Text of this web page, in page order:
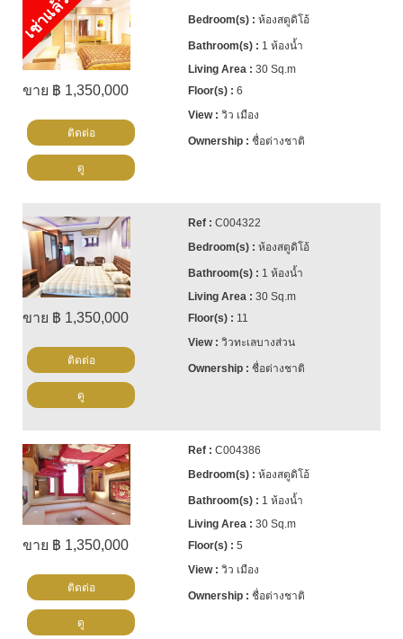
เช่าแล้ว
ขาย ฿ 1,350,000
ห้องสตูดิโอ้
1 ห้องน้ำ
30 Sq.m
6
วิว เมือง
ชื่อต่างชาติ
ติดต่อ
ดู
ขาย ฿ 1,350,000
C004322
ห้องสตูดิโอ้
1 ห้องน้ำ
30 Sq.m
11
วิวทะเลบางส่วน
ชื่อต่างชาติ
ติดต่อ
ดู
ขาย ฿ 1,350,000
C004386
ห้องสตูดิโอ้
1 ห้องน้ำ
30 Sq.m
5
วิว เมือง
ชื่อต่างชาติ
ติดต่อ
ดู